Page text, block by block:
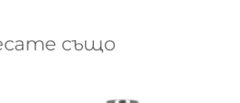
също